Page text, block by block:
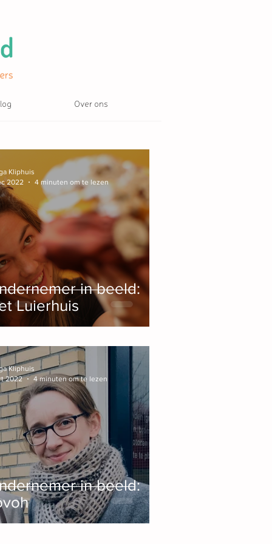
Over ons
in beeld:
Luierhuis
Kliphuis
2022
4 minuten om te lezen
in beeld:
Kliphuis
2022
4 minuten om te lezen